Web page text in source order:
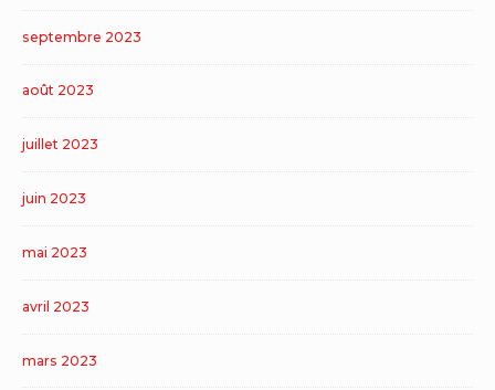
septembre 2023
août 2023
juillet 2023
juin 2023
mai 2023
avril 2023
mars 2023